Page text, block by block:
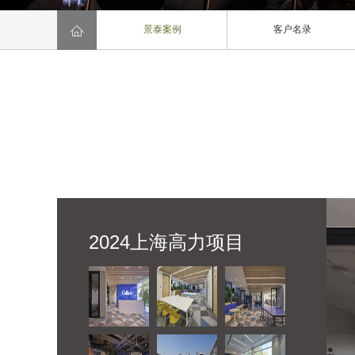
 景泰案例 客户名录
2024上海高力项目